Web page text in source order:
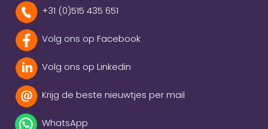
+31 (0)515 435 651
Volg ons op Facebook
Volg ons op Linkedin
Krijg de beste nieuwtjes per mail
WhatsApp